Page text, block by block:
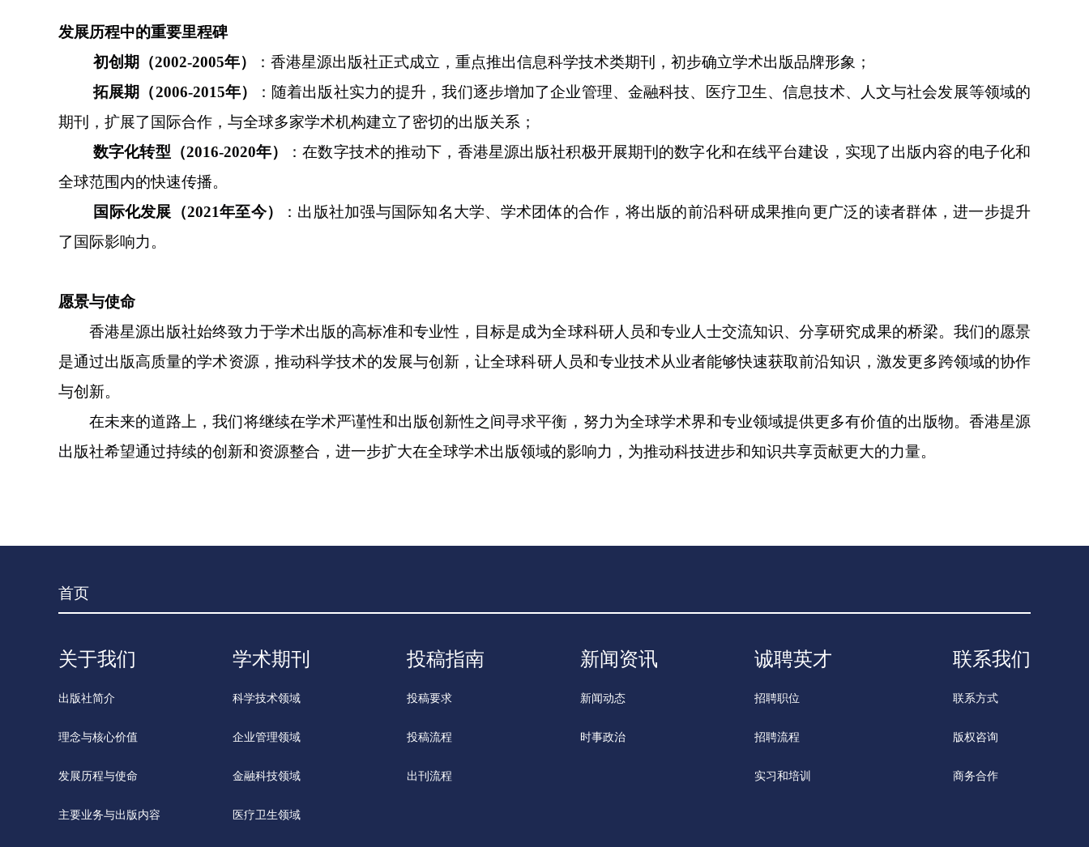
发展历程中的重要里程碑
初创期（2002-2005年）
：香港星源出版社正式成立，重点推出信息科学技术类期刊，初步确立学术出版品牌形象；
拓展期（2006-2015年）
：随着出版社实力的提升，我们逐步增加了企业管理、金融科技、医疗卫生、信息技术、人文与社会发展等领域的
期刊，扩展了国际合作，与全球多家学术机构建立了密切的出版关系；
数字化转型（2016-2020年）
：在数字技术的推动下，香港星源出版社积极开展期刊的数字化和在线平台建设，实现了出版内容的电子化和
全球范围内的快速传播。
国际化发展（2021年至今）
：出版社加强与国际知名大学、学术团体的合作，将出版的前沿科研成果推向更广泛的读者群体，进一步提升
了国际影响力。
愿景与使命
香港星源出版社始终致力于学术出版的高标准和专业性，目标是成为全球科研人员和专业人士交流知识、分享研究成果的桥梁。我们的愿景
是通过出版高质量的学术资源，推动科学技术的发展与创新，让全球科研人员和专业技术从业者能够快速获取前沿知识，激发更多跨领域的协作
与创新。
在未来的道路上，我们将继续在学术严谨性和出版创新性之间寻求平衡，努力为全球学术界和专业领域提供更多有价值的出版物。香港星源
出版社希望通过持续的创新和资源整合，进一步扩大在全球学术出版领域的影响力，为推动科技进步和知识共享贡献更大的力量。
首页
关于我们
出版社简介
理念与核心价值
发展历程与使命
主要业务与出版内容
学术期刊
科学技术领域
企业管理领域
金融科技领域
医疗卫生领域
投稿指南
投稿要求
投稿流程
出刊流程
新闻资讯
新闻动态
时事政治
诚聘英才
招聘职位
招聘流程
实习和培训
联系我们
联系方式
版权咨询
商务合作